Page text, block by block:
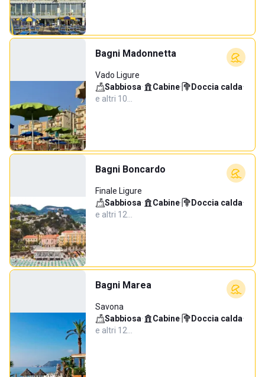
Bagni Madonnetta
Vado Ligure
Sabbiosa· Cabine· Doccia calda·
e altri 10…
Bagni Boncardo
Finale Ligure
Sabbiosa· Cabine· Doccia calda·
e altri 12…
Bagni Marea
Savona
Sabbiosa· Cabine· Doccia calda·
e altri 12…